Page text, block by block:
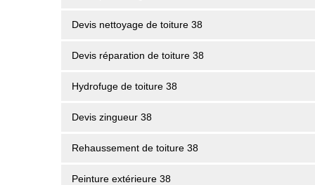
Devis nettoyage de toiture 38
Devis réparation de toiture 38
Hydrofuge de toiture 38
Devis zingueur 38
Rehaussement de toiture 38
Peinture extérieure 38